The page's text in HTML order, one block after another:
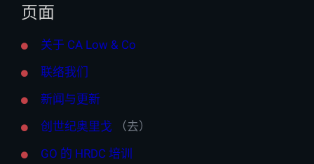
页面
关于 CA Low & Co
联络我们
新闻与更新
创世纪奥里戈 （去）
GO 的 HRDC 培训